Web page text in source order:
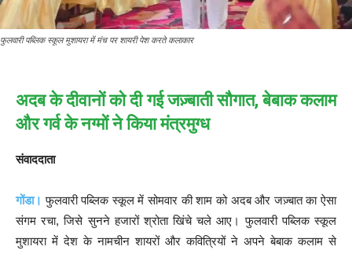
फुलवारी पब्लिक स्कूल मुशायरा में मंच पर शायरी पेश करते कलाकार
अदब के दीवानों को दी गई जज़्बाती सौगात, बेबाक कलाम
और गर्व के नग्मों ने किया मंत्रमुग्ध
संवाददाता
गोंडा। फुलवारी पब्लिक स्कूल में सोमवार की शाम को अदब और जज़्बात का ऐसा
संगम रचा, जिसे सुनने हजारों श्रोता खिंचे चले आए। फुलवारी पब्लिक स्कूल
मुशायरा में देश के नामचीन शायरों और कवित्रियों ने अपने बेबाक कलाम से